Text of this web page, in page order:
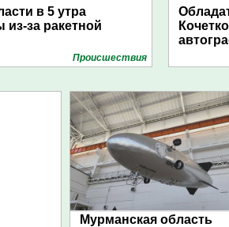
в 5 утра
за ракетной
Проиcшествия
Мурманская область